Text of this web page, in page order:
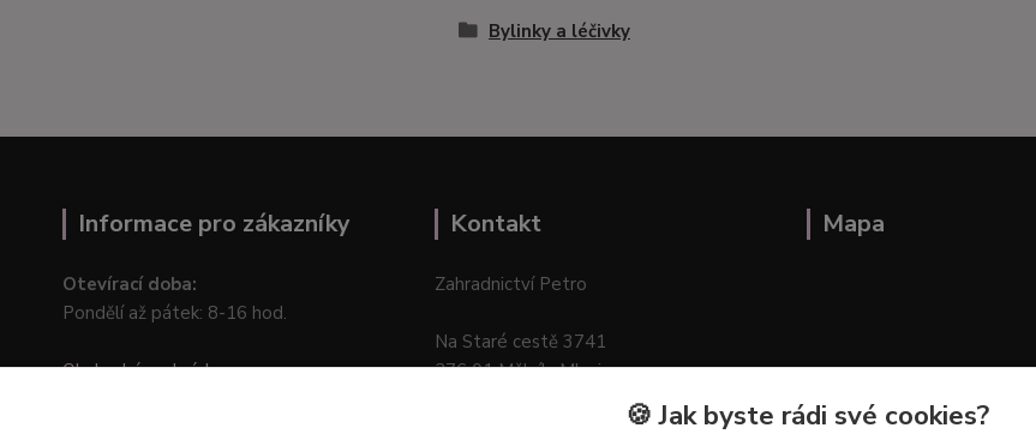
Bylinky a léčivky
Informace pro zákazníky
Otevírací doba:
Pondělí až pátek: 8-16 hod.
Obchodní podmínky
Kontakt
Zahradnictví Petro
Na Staré cestě 3741
276 01 Mělník–Mlazice
Mapa
🍪 Jak byste rádi své cookies?